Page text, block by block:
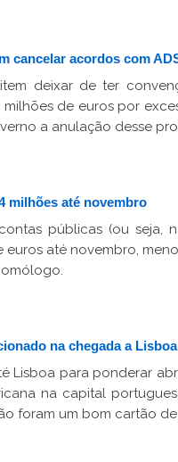
cancelar acordos com
deixar de ter
de euros por
a anulação desse
milhões até novembro
públicas (ou seja,
até novembro,
na chegada a Lisboa
Lisboa para ponderar
na capital
foram um bom cartão de